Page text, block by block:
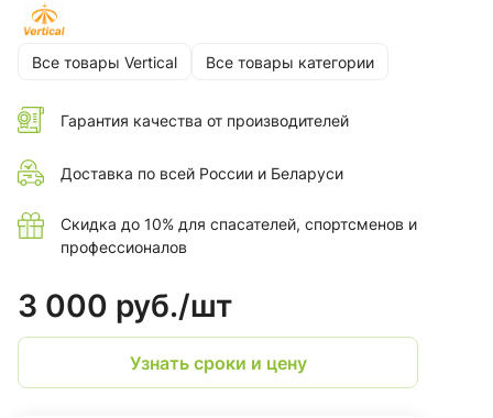
Все товары Vertical Все товары категории
Гарантия качества от производителей
Доставка по всей России и Беларуси
Скидка до 10% для спасателей, спортсменов и
профессионалов
3 000 руб./шт
Узнать сроки и цену